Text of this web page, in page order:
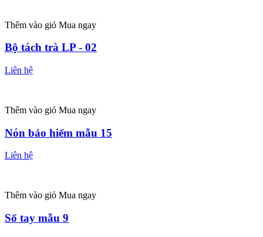
Thêm vào giỏ Mua ngay
Bộ tách trà LP - 02
Liên hệ
Thêm vào giỏ Mua ngay
Nón bảo hiểm mẫu 15
Liên hệ
Thêm vào giỏ Mua ngay
Sổ tay mẫu 9